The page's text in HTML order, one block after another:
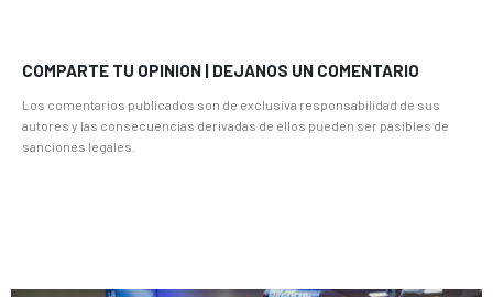
COMPARTE TU OPINION | DEJANOS UN COMENTARIO
Los comentarios publicados son de exclusiva responsabilidad de sus
autores y las consecuencias derivadas de ellos pueden ser pasibles de
sanciones legales.